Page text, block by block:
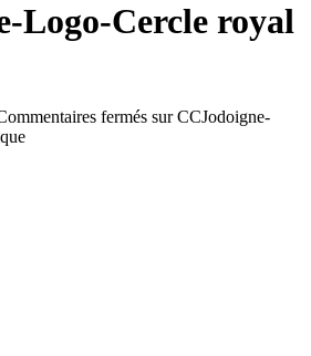
Logo-Cercle royal
fermés sur CCJodoigne-